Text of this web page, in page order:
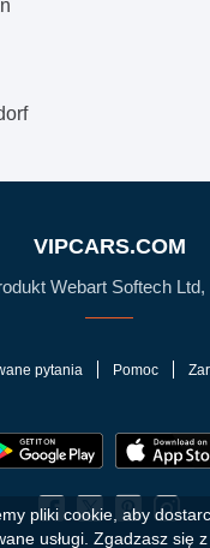
VIPCARS.COM
Webart Softech Ltd,
pytania Pomoc
pliki cookie, aby
usługi. Zgadzasz się